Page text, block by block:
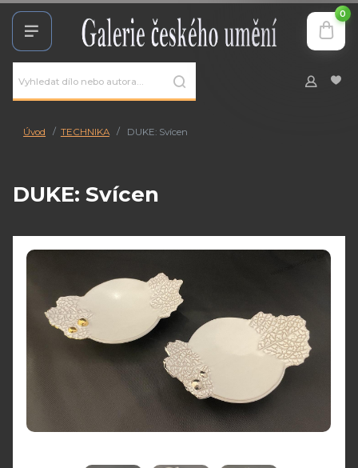
0
Úvod TECHNIKA DUKE: Svícen
DUKE: Svícen